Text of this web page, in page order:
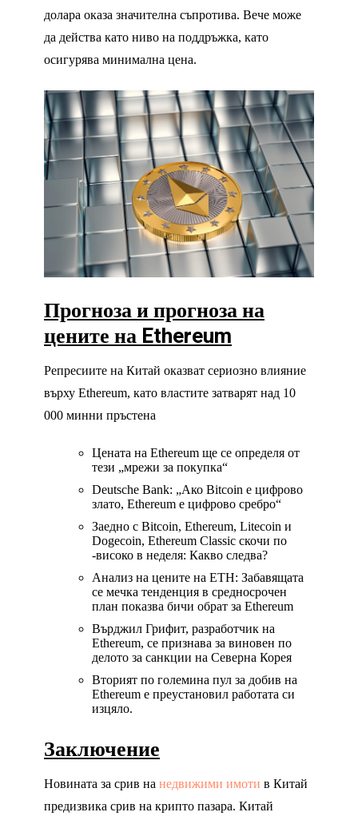
долара оказа значителна съпротива. Вече може
да действа като ниво на поддръжка, като
осигурява минимална цена.
Прогноза и прогноза на
цените на Ethereum
Репресиите на Китай оказват сериозно влияние
върху Ethereum, като властите затварят над 10
000 минни пръстена
Цената на Ethereum ще се определя от
тези „мрежи за покупка“
Deutsche Bank: „Ако Bitcoin е цифрово
злато, Ethereum е цифрово сребро“
Заедно с Bitcoin, Ethereum, Litecoin и
Dogecoin, Ethereum Classic скочи по
-високо в неделя: Какво следва?
Анализ на цените на ETH: Забавящата
се мечка тенденция в средносрочен
план показва бичи обрат за Ethereum
Върджил Грифит, разработчик на
Ethereum, се признава за виновен по
делото за санкции на Северна Корея
Вторият по големина пул за добив на
Ethereum е преустановил работата си
изцяло.
Заключение
Новината за срив на недвижими имоти в Китай
предизвика срив на крипто пазара. Китай